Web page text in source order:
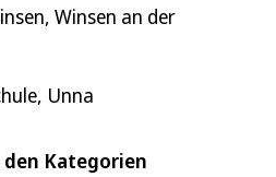
Winsen an der
Unna
den Kategorien